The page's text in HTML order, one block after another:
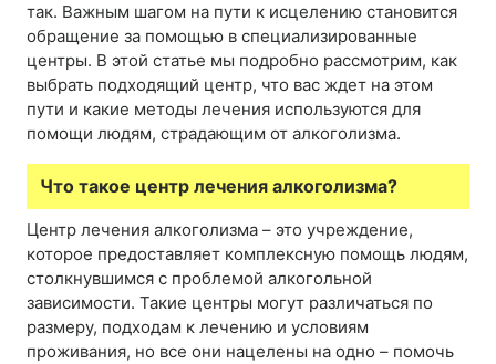
так. Важным шагом на пути к исцелению становится
обращение за помощью в специализированные
центры. В этой статье мы подробно рассмотрим, как
выбрать подходящий центр, что вас ждет на этом
пути и какие методы лечения используются для
помощи людям, страдающим от алкоголизма.
Что такое центр лечения алкоголизма?
Центр лечения алкоголизма – это учреждение,
которое предоставляет комплексную помощь людям,
столкнувшимся с проблемой алкогольной
зависимости. Такие центры могут различаться по
размеру, подходам к лечению и условиям
проживания, но все они нацелены на одно – помочь